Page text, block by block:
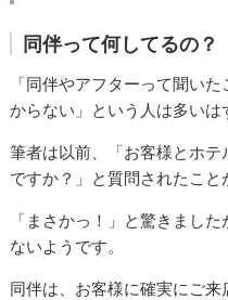
同伴って何してるの？
「同伴やアフターって聞い
からない」という人は多いは
筆者は以前、「お客様とホ
ですか？」と質問されたこと
「まさかっ！」と驚きまし
ないようです。
同伴は、お客様に確実にご来